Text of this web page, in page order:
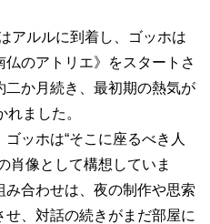
アルルに到着し、ゴッホは
のアトリエ》をスタートさ
か月続き、最初期の熱気が
ました。
ッホは“そこに座るべき人
肖像として構想していま
合わせは、夜の制作や思索
、対話の続きがまだ部屋に